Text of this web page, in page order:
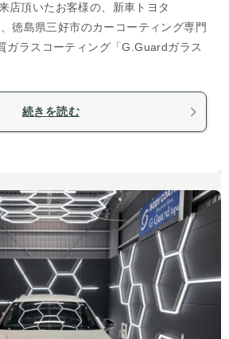
店頂いたお客様の、新車トヨタ
徳島県三好市のカーコーティング専門
ガラスコーティング「G.Guardガラス
続きを読む